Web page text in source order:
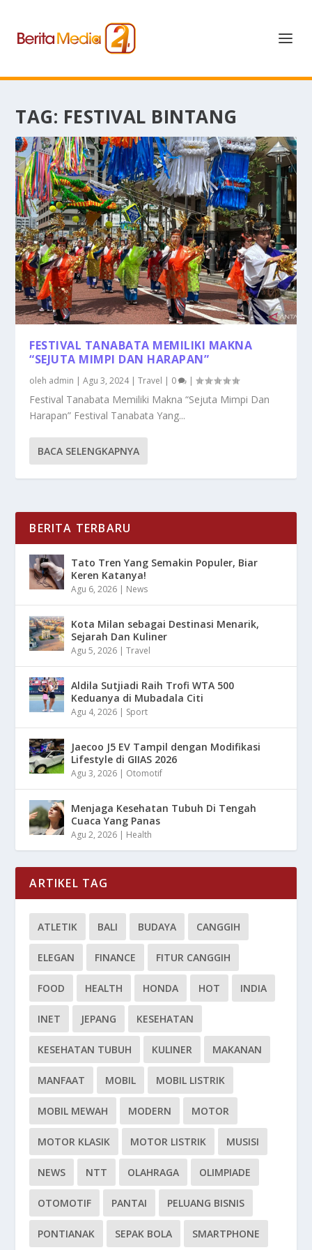
TAG: FESTIVAL BINTANG
FESTIVAL TANABATA MEMILIKI MAKNA
“SEJUTA MIMPI DAN HARAPAN”
oleh admin |Agu 3, 2024|Travel | 0 |
Festival Tanabata Memiliki Makna “Sejuta Mimpi Dan
Harapan” Festival Tanabata Yang...
BACA SELENGKAPNYA
BERITA TERBARU
Tato Tren Yang Semakin Populer, Biar
Keren Katanya!
Agu 6, 2026 | News
Kota Milan sebagai Destinasi Menarik,
Sejarah Dan Kuliner
Agu 5, 2026 |Travel
Aldila Sutjiadi Raih Trofi WTA 500
Keduanya di Mubadala Citi
Agu 4, 2026 | Sport
Jaecoo J5 EV Tampil dengan Modifikasi
Lifestyle di GIIAS 2026
Agu 3, 2026 | Otomotif
Menjaga Kesehatan Tubuh Di Tengah
Cuaca Yang Panas
Agu 2, 2026 | Health
ARTIKEL TAG
ATLETIK BALI BUDAYA CANGGIH
ELEGAN FINANCE FITUR CANGGIH
FOOD HEALTH HONDA HOT INDIA
INET JEPANG KESEHATAN
KESEHATAN TUBUH KULINER MAKANAN
MANFAAT MOBIL MOBIL LISTRIK
MOBIL MEWAH MODERN MOTOR
MOTOR KLASIK MOTOR LISTRIK MUSISI
NEWS NTT OLAHRAGA OLIMPIADE
OTOMOTIF PANTAI PELUANG BISNIS
PONTIANAK SEPAK BOLA SMARTPHONE